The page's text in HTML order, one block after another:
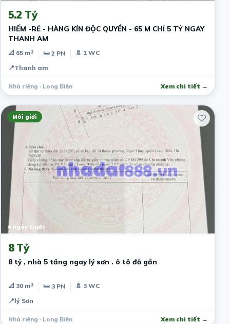
5.2 Tỷ
HIẾM -RẺ - HÀNG KÍN ĐỘC QUYỀN - 65 M CHỈ 5 TỶ NGAY
THANH AM
📐 65 m² 🛏 2 PN
🚿 1 WC
📍Thanh am
Nhà riêng · Long Biên Xem chi tiết →
Môi giới
4 ngày trước
8 Tỷ
8 tỷ , nhà 5 tầng ngay lý sơn . ô tô đỗ gần
📐 30 m² 🛏 3 PN
🚿 3 WC
📍lý Sơn
Nhà riêng · Long Biên Xem chi tiết →